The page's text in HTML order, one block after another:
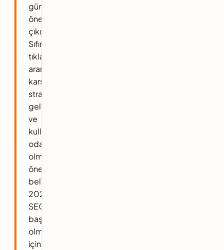
güncelleme
öne
çıkıyor.
Sıfır
tıklamalı
aramalara
karşı
stratejiler
geliştirmenin
ve
kullanıcı
odaklı
olmanın
önemi
belirtiliyor.
2025'te
SEO'da
başarılı
olmak
için